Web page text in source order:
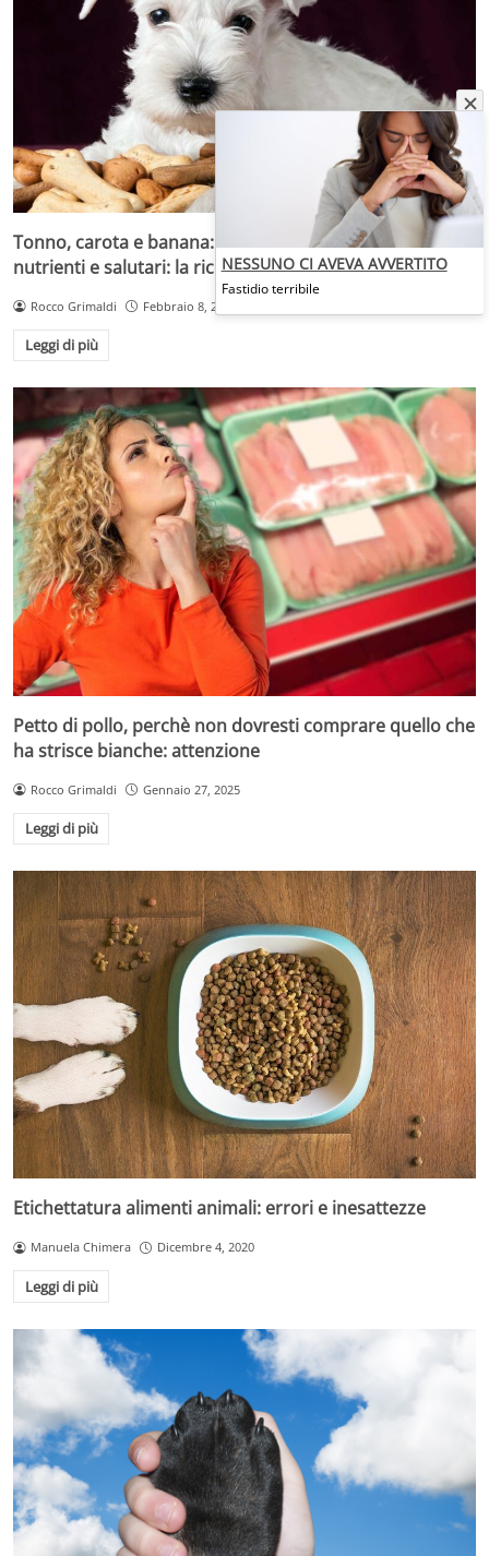
Tonno, carota e banana: questi biscottini per cani sono
nutrienti e salutari: la ricetta
Rocco Grimaldi Febbraio 8, 2025
Leggi di più
Petto di pollo, perchè non dovresti comprare quello che
ha strisce bianche: attenzione
Rocco Grimaldi Gennaio 27, 2025
Leggi di più
Etichettatura alimenti animali: errori e inesattezze
Manuela Chimera Dicembre 4, 2020
Leggi di più
NESSUNO CI AVEVA AVVERTITO
Fastidio terribile